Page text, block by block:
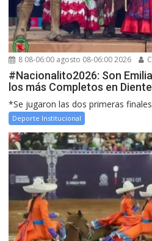
8 08-06:00 agosto 08-06:00 2026
#Nacionalito2026: Son
los más Completos en
*Se jugaron las dos primeras
Deporte Institucional